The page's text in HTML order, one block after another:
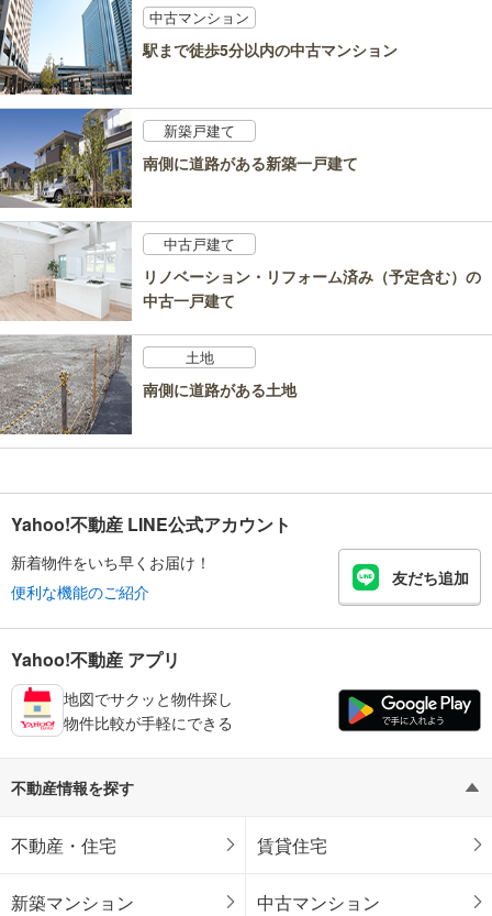
中古マンション
駅まで徒歩5分以内の中古マンション
新築戸建て
南側に道路がある新築一戸建て
中古戸建て
リノベーション・リフォーム済み（予定含む）の
中古一戸建て
土地
南側に道路がある土地
Yahoo!不動産 LINE公式アカウント
新着物件をいち早くお届け！
便利な機能のご紹介
友だち追加
Yahoo!不動産 アプリ
地図でサクッと物件探し
物件比較が手軽にできる
不動産情報を探す
不動産・住宅 賃貸住宅
新築マンション 中古マンション